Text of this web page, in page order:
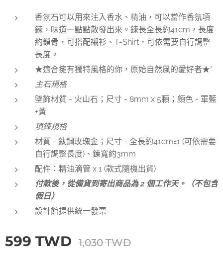
香氛石可以用來注入香水、精油，可以當作香氛項
鍊，味道一點點散發出來。鍊長全長約41cm，長度
約鎖骨，可搭配襯衫、T-Shirt，可依需要自行調整
長度。
★適合擁有獨特風格的你，原始自然風的愛好者★°
主石規格
墜飾材質 - 火山石；尺寸 - 8mm x 5顆；顏色 - 軍藍
+黃
項鍊規格
材質 - 鈦鋼玫瑰金；尺寸 - 全長約41cm±1 (可依需要
自行調整長度)、鍊寬約3mm
配件：精油滴管 x 1 (款式隨機出貨)
付款後，從備貨到寄出商品為 2 個工作天。（不包含
假日）
設計館提供統一發票
599 TWD 1,030TWD